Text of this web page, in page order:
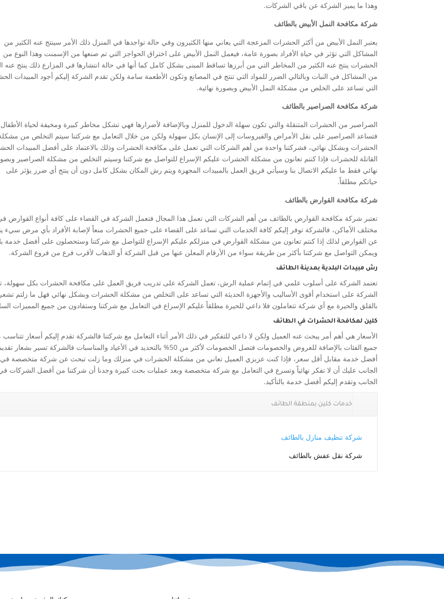
وهذا ما يميز الشركة عن باقي الشركات.
شركة مكافحة النمل الأبيض بالطائف
يعتبر النمل الأبيض من أكثر الحشرات المزعجة التي يعاني منها الكثيرون وفي حالة تواجدها في المنزل ذلك الأمر سينتج عنه الكثير من
المشاكل التي تؤثر في حياة الأفراد بصورة عامة، فيعمل النمل الأبيض على اختراق الحواجز التي تم صنعها من الإسمنت وهذا النوع من
الحشرات ينتج عنه الكثير من المخاطر التي من أبرزها تساقط المبنى بشكل كامل كما أنها في حالة انتشارها في المزارع ذلك ينتج عنه
من المشاكل في النبات وبالتالي الضرر للمواد التي تنتج في المصانع وتكون الأطعمة سامة ولكن تقدم الشركة إليكم أجود المبيدات
التي تساعد على الخلص من مشكلة النمل الأبيض وبصورة نهائية.
شركة مكافحة الصراصير بالطائف
الصراصير من الحشرات المتنقلة والتي تكون سهلة الدخول للمنزل وبالإضافة لأضرارها فهي تشكل مخاطر كبيرة ومخيفة لحياة الأطفال
فتساعد الصراصير على نقل الأمراض والفيروسات إلى الإنسان بكل سهولة ولكن من خلال التعامل مع شركتنا سيتم التخلص من
الحشرات وبشكل نهائي، فشركتنا واحدة من أهم الشركات التي تعمل على مكافحة الحشرات وذلك بالاعتماد على أفضل المبيدات
القاتلة للحشرات فإذا كنتم تعانون من مشكلة الحشرات عليكم الإسراع للتواصل مع شركتنا وسيتم التخلص من مشكلة الصراصير
نهائي فقط ما عليكم الاتصال بنا وسيأتي فريق العمل بالمبيدات المجهزة ويتم رش المكان بشكل كامل دون أن ينتج أي ضرر يؤثر على
حياتكم مطلقاً.
شركة مكافحة القوارض بالطائف
تعتبر شركة مكافحة القوارض بالطائف من أهم الشركات التي تعمل هذا المجال فتعمل الشركة في القضاء على كافة أنواع القوارض
مختلف الأماكن، فالشركة توفر إليكم كافة الخدمات التي تساعد على القضاء على جميع الحشرات منعاً لإصابة الأفراد بأي مرض سيء
عن القوارض لذلك إذا كنتم تعانون من مشكلة القوارض في منزلكم عليكم الإسراع للتواصل مع شركتنا وستحصلون على أفضل خدمة
ويمكن التواصل مع شركتنا بأكثر من طريقة سواء من الأرقام المعلن عنها من قبل الشركة أو الذهاب لأقرب فرع من فروع الشركة.
رش مبيدات البلدية بمدينة الطائف
تعتمد الشركة على أسلوب علمي في إتمام عملية الرش، تعمل الشركة على تدريب فريق العمل على مكافحة الحشرات بكل سهولة،
الشركة على استخدام أقوى الأساليب والأجهزة الحديثة التي تساعد على التخلص من مشكلة الحشرات وبشكل نهائي فهل ما زلتم
بالقلق والحيرة مع أي شركة تتعاملون فلا داعي للحيرة مطلقاً عليكم الإسراع في التعامل مع شركتنا وستفادون من جميع المميزات
كلين لمكافحة الحشرات في الطائف
الأسعار هي أهم أمر يبحث عنه العميل ولكن لا داعي للتفكير في ذلك الأمر أثناء التعامل مع شركتنا فالشركة تقدم إليكم أسعار تتناسب
جميع الفئات بالإضافة للعروض والخصومات فتصل الخصومات لأكثر من 50% بالتحديد في الأعياد والمناسبات فالشركة تسير بشعار
أفضل خدمة مقابل أقل سعر، فإذا كنت عزيزي العميل تعاني من مشكلة الحشرات في منزلك وما زلت تبحث عن شركة متخصصة في
الجانب عليك أن لا تفكر نهائياً وتسرع في التعامل مع شركة متخصصة وبعد عمليات بحث كبيرة وجدنا أن شركتنا من أفضل الشركات
الجانب وتقدم إليكم أفضل خدمة بالتأكيد.
خدمات كلين بمنطقة الطائف
شركة تنظيف منازل بالطائف
شركة نقل عفش بالطائف